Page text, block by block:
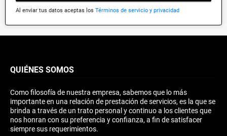
Al enviar tus datos aceptas los Términos de servicio y privacidad
QUIÉNES SOMOS
Como filosofía de nuestra empresa, sabemos que lo más
importante en una relación de prestación de servicios, es la que se
brinda a través de un trato personal y continuo a los clientes que
nos honran con su preferencia y confianza, a fin de satisfacer
siempre sus requerimientos.